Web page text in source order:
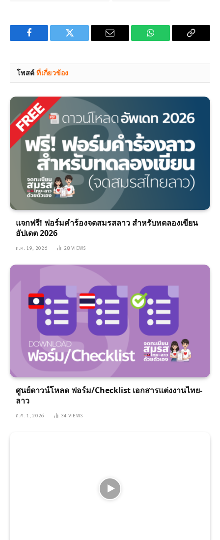
Facebook Twitter Email WhatsApp Copy
โพสต์ที่เกี่ยวข้อง
แจกฟรี! ฟอร์มคำร้องจดสมรสลาว สำหรับทดลองเขียน
อัปเดต 2026
ก.ค. 19, 2026 28VIEWS
ศูนย์ดาวน์โหลด ฟอร์ม/Checklist เอกสารแต่งงานไทย-
ลาว
ก.ค. 1, 2026 34 VIEWS